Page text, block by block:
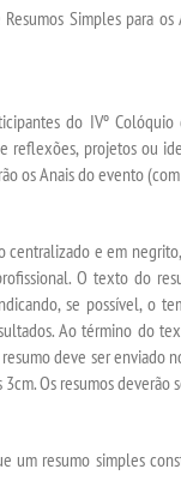
Resumos Simples para
do IVº
reflexões, projetos ou
os Anais do evento
e em
O texto do
se possível, o
Ao término do
deve ser enviado
3cm. Os resumos
um resumo simples